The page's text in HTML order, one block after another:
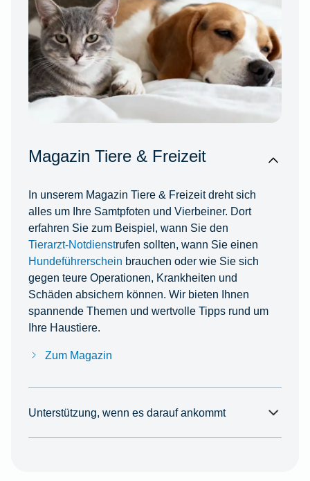
Magazin Tiere & Freizeit
In unserem Magazin Tiere & Freizeit dreht sich
alles um Ihre Samtpfoten und Vierbeiner. Dort
erfahren Sie zum Beispiel, wann Sie den
Tierarzt-Notdienstrufen sollten, wann Sie einen
Hundeführerschein brauchen oder wie Sie sich
gegen teure Operationen, Krankheiten und
Schäden absichern können. Wir bieten Ihnen
spannende Themen und wertvolle Tipps rund um
Ihre Haustiere.
Zum Magazin
Unterstützung, wenn es darauf ankommt